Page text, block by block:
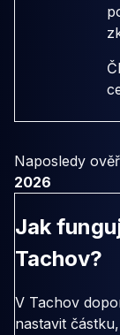
Naposledy
2026
Jak
Tachov?
V Tachov
nastavit